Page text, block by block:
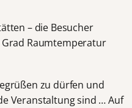
– die Besucher
Raumtemperatur
zu dürfen und
Veranstaltung sind … Auf